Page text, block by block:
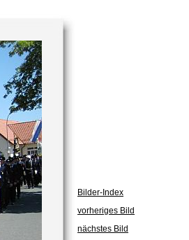
Bilder-Index
vorheriges Bild
nächstes Bild